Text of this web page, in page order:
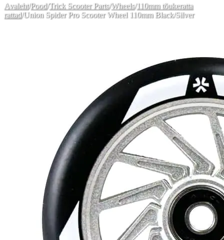
Avaleht/Pood/Trick Scooter Parts/Wheels/110mm tõukeratta
rattad/Union Spider Pro Scooter Wheel 110mm Black/Silver